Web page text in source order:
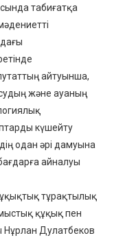
табиғатқа
айтуынша,
және ауаның
күшейту
одан әрі дамуына
айналуы
тұрақтылық
құқық пен
Дулатбеков